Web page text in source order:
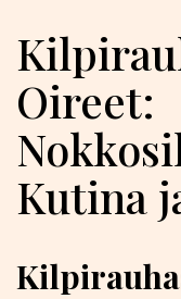
Oireet:
Kutina